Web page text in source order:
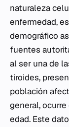
naturaleza
enfermedad,
demográfico
fuentes
al ser una de
tiroides,
población
general,
edad. Este